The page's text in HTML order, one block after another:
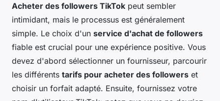
Acheter des followers TikTok peut sembler
intimidant, mais le processus est généralement
simple. Le choix d'un service d'achat de followers
fiable est crucial pour une expérience positive. Vous
devez d'abord sélectionner un fournisseur, parcourir
les différents tarifs pour acheter des followers et
choisir un forfait adapté. Ensuite, fournissez votre